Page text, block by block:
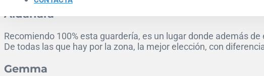
Aldahara
Recomiendo 100% esta guardería, es un lugar donde además
De todas las que hay por la zona, la mejor elección, con
Gemma